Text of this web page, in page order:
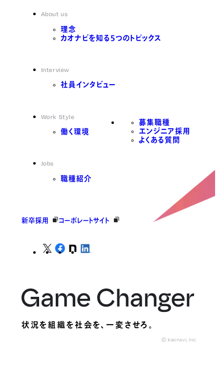
About us
理念
カオナビを知る5つのトピックス
Interview
社員インタビュー
Work Style
働く環境
Jobs
職種紹介
募集職種
エンジニア採用
よくある質問
新卒採用 コーポレートサイト
状況を組織を社会を、一変させろ。
© kaonavi, Inc